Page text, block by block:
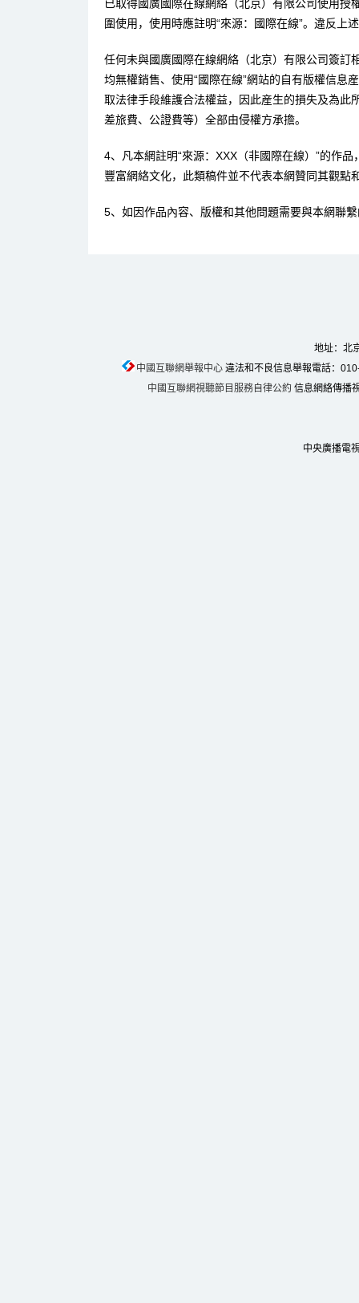
已取得國廣國際在線網絡（北京）有限公司使用
圍使用，使用時應註明“來源：國際在線”。違反上
任何未與國廣國際在線網絡（北京）有限公司簽訂
均無權銷售、使用“國際在線”網站的自有版權信息
取法律手段維護合法權益，因此産生的損失及為此
差旅費、公證費等）全部由侵權方承擔。
4、凡本網註明“來源：XXX（非國際在線）”的作
豐富網絡文化，此類稿件並不代表本網贊同其觀點
5、如因作品內容、版權和其他問題需要與本網聯
地址：北
中國互聯網舉報中心違法和不良信息舉報電話：
中國互聯網視聽節目服務自律公約 信息網絡傳播
中央廣播電